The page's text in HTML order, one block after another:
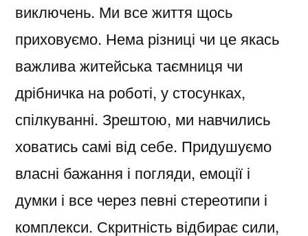
виключень. Ми все життя щось
приховуємо. Нема різниці чи це якась
важлива житейська таємниця чи
дрібничка на роботі, у стосунках,
спілкуванні. Зрештою, ми навчились
ховатись самі від себе. Придушуємо
власні бажання і погляди, емоції і
думки і все через певні стереотипи і
комплекси. Скритність відбирає сили,